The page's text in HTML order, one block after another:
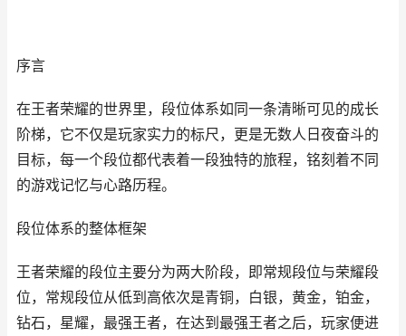
序言
在王者荣耀的世界里，段位体系如同一条清晰可见的成长
阶梯，它不仅是玩家实力的标尺，更是无数人日夜奋斗的
目标，每一个段位都代表着一段独特的旅程，铭刻着不同
的游戏记忆与心路历程。
段位体系的整体框架
王者荣耀的段位主要分为两大阶段，即常规段位与荣耀段
位，常规段位从低到高依次是青铜，白银，黄金，铂金，
钻石，星耀，最强王者，在达到最强王者之后，玩家便进